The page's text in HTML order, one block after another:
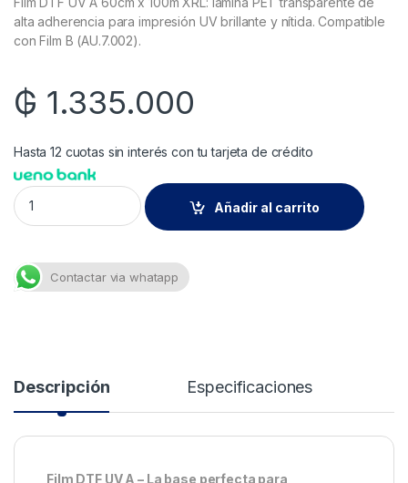
alta adherencia para impresión UV brillante y nítida. Compatible
con Film B (AU.7.002).
₲ 1.335.000
Hasta 12 cuotas sin interés con tu tarjeta de crédito
Film DTF UV - Lado A - 60cm x 100m | Imprimible de DTF UV
Añadir al carrito
Contactar via whatapp
Descripción Especificaciones
Film DTF UV A – La base perfecta para